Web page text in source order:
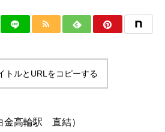
トルとURLをコピーする
金高輪駅 直結）